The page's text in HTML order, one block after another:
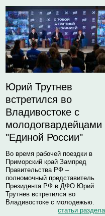
Юрий Трутнев
встретился во
Владивостоке с
молодогвардейцами
"Единой России"
Во время рабочей поездки в
Приморский край Зампред
Правительства РФ –
полномочный представитель
Президента РФ в ДФО Юрий
Трутнев встретился во
Владивостоке с молодежью.
статьи раздела